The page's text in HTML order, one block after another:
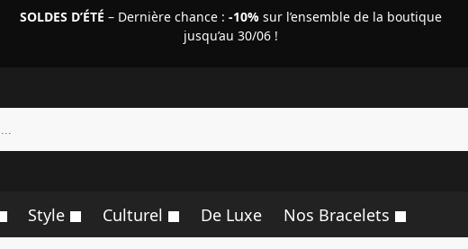
SOLDES D’ÉTÉ – Dernière chance : -10%sur l’ensemble de la boutique
jusqu’au 30/06 !
Style Culturel De Luxe Nos Bracelets